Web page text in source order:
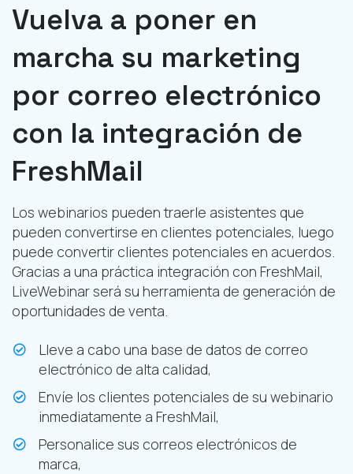
Vuelva a poner en
marcha su marketing
por correo electrónico
con la integración de
FreshMail
Los webinarios pueden traerle asistentes que
pueden convertirse en clientes potenciales, luego
puede convertir clientes potenciales en acuerdos.
Gracias a una práctica integración con FreshMail,
LiveWebinar será su herramienta de generación de
oportunidades de venta.
Lleve a cabo una base de datos de correo
electrónico de alta calidad,
Envíe los clientes potenciales de su webinario
inmediatamente a FreshMail,
Personalice sus correos electrónicos de
marca,